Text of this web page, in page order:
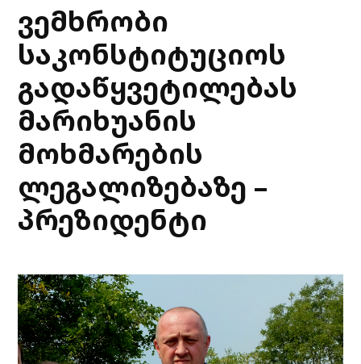
ვემხრობი
საკონსტიტუციოს
გადაწყვეტილებას
მარიხუანის
მოხმარების
ლეგალიზებაზე –
პრეზიდენტი